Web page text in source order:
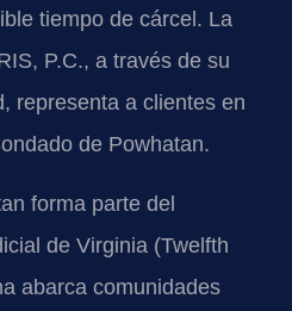
tiempo de cárcel. La
P.C., a través de su
representa a clientes en
de Powhatan.
forma parte del
de Virginia (Twelfth
abarca comunidades